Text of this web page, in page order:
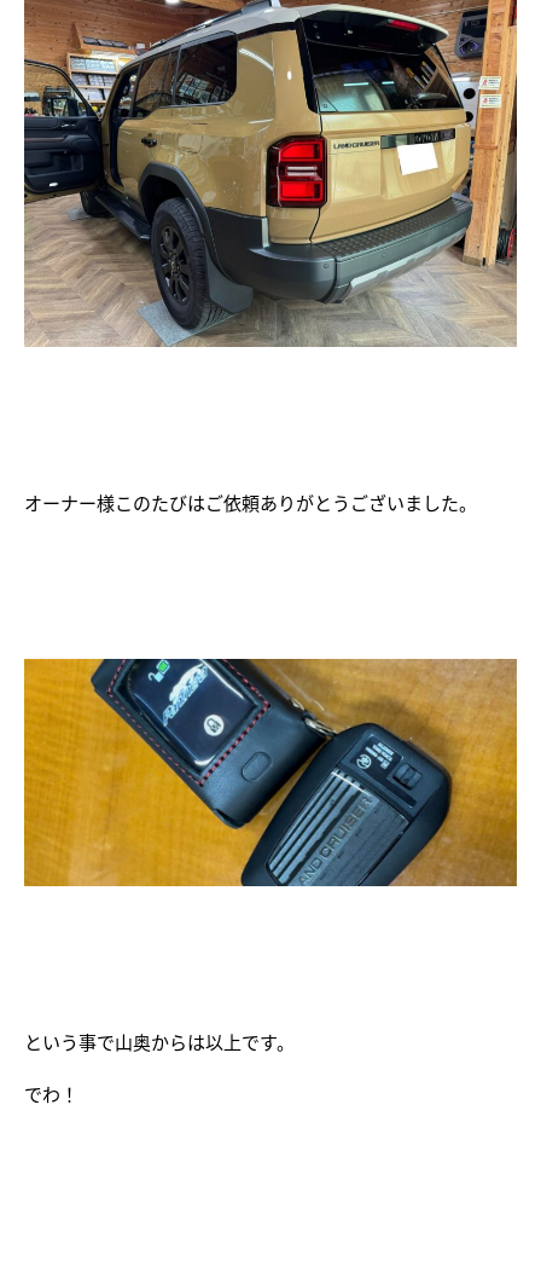
オーナー様このたびはご依頼ありがとうございました。
という事で山奥からは以上です。
でわ！